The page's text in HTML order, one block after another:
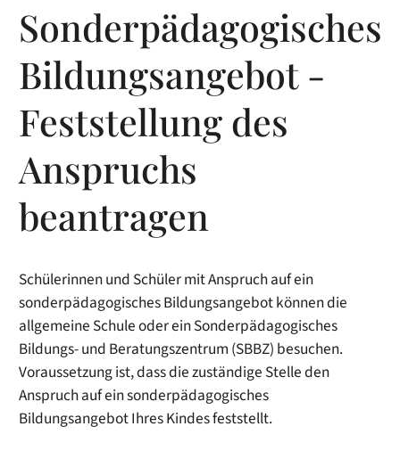
Sonderpädagogisches
Bildungsangebot -
Feststellung des
Anspruchs
beantragen
Schülerinnen und Schüler mit Anspruch auf ein
sonderpädagogisches Bildungsangebot können die
allgemeine Schule oder ein Sonderpädagogisches
Bildungs- und Beratungszentrum (SBBZ) besuchen.
Voraussetzung ist, dass die zuständige Stelle den
Anspruch auf ein sonderpädagogisches
Bildungsangebot Ihres Kindes feststellt.